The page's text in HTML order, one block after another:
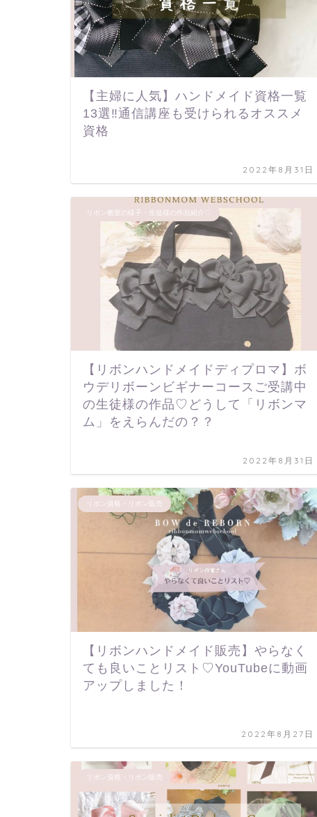
【主婦に人気】ハンドメイド資格一覧
13選‼通信講座も受けられるオススメ
資格
2022年8月31日
リボン教室の様子・生徒様の作品紹介♡
【リボンハンドメイドディプロマ】ボ
ウデリボーンビギナーコースご受講中
の生徒様の作品♡どうして「リボンマ
ム」をえらんだの？？
2022年8月31日
リボン資格・リボン販売
【リボンハンドメイド販売】やらなく
ても良いことリスト♡YouTubeに動画
アップしました！
2022年8月27日
リボン資格・リボン販売